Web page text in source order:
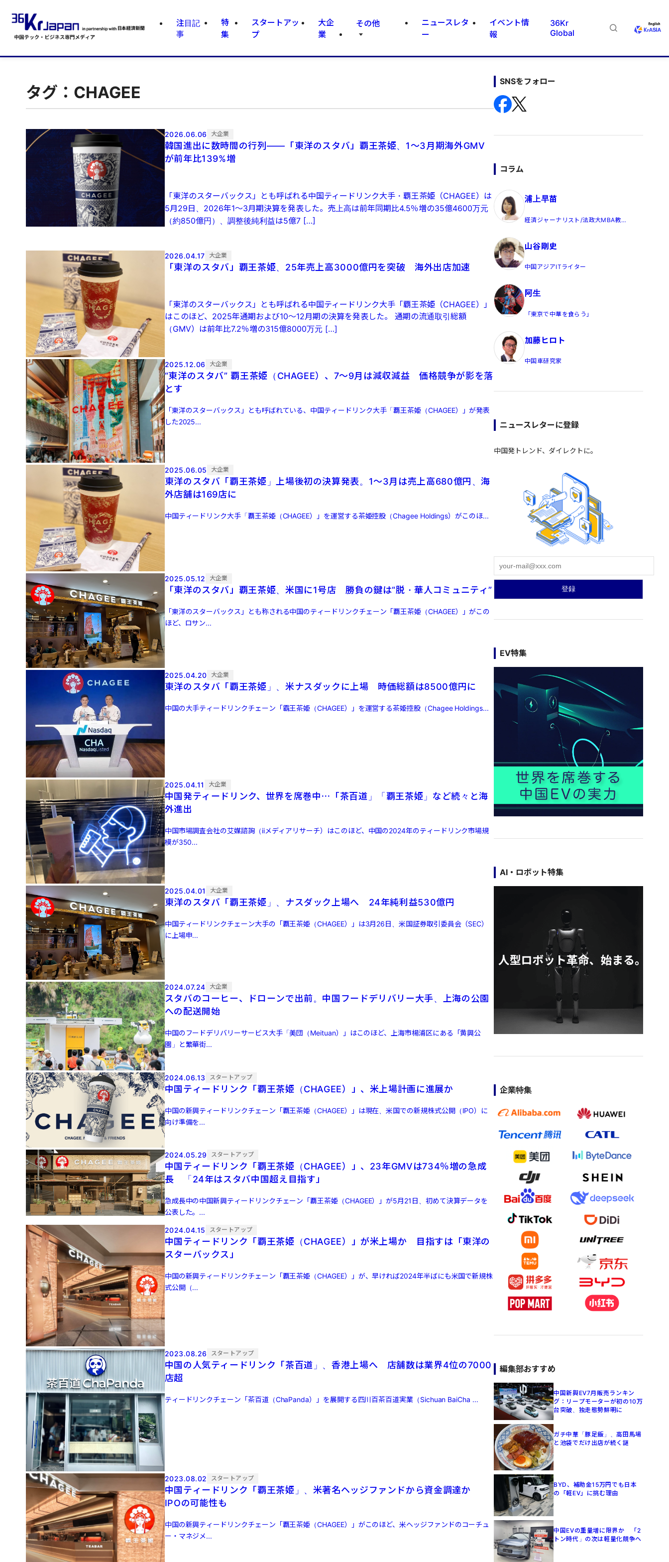
注目記
事
特
集
スタートアッ
プ
大企
業
その他
ニュースレタ
ー
イベント情
報
36Kr
Global
タグ：CHAGEE
2026.06.06 大企業
韓国進出に数時間の行列——「東洋のスタバ」覇王茶姫、1～3月期海外GMV
が前年比139%増
「東洋のスターバックス」とも呼ばれる中国ティードリンク大手・覇王茶姫（CHAGEE）は
5月29日、2026年1～3月期決算を発表した。売上高は前年同期比4.5％増の35億4600万元
（約850億円）、調整後純利益は5億7 […]
2026.04.17 大企業
「東洋のスタバ」覇王茶姫、25年売上高3000億円を突破 海外出店加速
「東洋のスターバックス」とも呼ばれる中国ティードリンク大手「覇王茶姫（CHAGEE）」
はこのほど、2025年通期および10～12月期の決算を発表した。 通期の流通取引総額
（GMV）は前年比7.2％増の315億8000万元 […]
2025.12.06 大企業
“東洋のスタバ” 覇王茶姫（CHAGEE）、7〜9月は減収減益 価格競争が影を落
とす
「東洋のスターバックス」とも呼ばれている、中国ティードリンク大手「覇王茶姫（CHAGEE）」が発表
した2025...
2025.06.05 大企業
東洋のスタバ「覇王茶姫」上場後初の決算発表。1〜3月は売上高680億円、海
外店舗は169店に
中国ティードリンク大手「覇王茶姫（CHAGEE）」を運営する茶姫控股（Chagee Holdings）がこのほ...
2025.05.12 大企業
「東洋のスタバ」覇王茶姫、米国に1号店 勝負の鍵は“脱・華人コミュニティ”
「東洋のスターバックス」とも称される中国のティードリンクチェーン「覇王茶姫（CHAGEE）」がこの
ほど、ロサン...
2025.04.20 大企業
東洋のスタバ「覇王茶姫」、米ナスダックに上場 時価総額は8500億円に
中国の大手ティードリンクチェーン「霸王茶姫（CHAGEE）」を運営する茶姫控股（Chagee Holdings...
2025.04.11 大企業
中国発ティードリンク、世界を席巻中⋯「茶百道」「覇王茶姫」など続々と海
外進出
中国市場調査会社の艾媒諮詢（iiメディアリサーチ）はこのほど、中国の2024年のティードリンク市場規
模が350...
2025.04.01 大企業
東洋のスタバ「覇王茶姫」、ナスダック上場へ 24年純利益530億円
中国ティードリンクチェーン大手の「覇王茶姫（CHAGEE）」は3月26日、米国証券取引委員会（SEC）
に上場申...
2024.07.24 大企業
スタバのコーヒー、ドローンで出前。中国フードデリバリー大手、上海の公園
への配送開始
中国のフードデリバリーサービス大手「美団（Meituan）」はこのほど、上海市楊浦区にある「黄興公
園」と繁華街...
2024.06.13 スタートアップ
中国ティードリンク「覇王茶姫（CHAGEE）」、米上場計画に進展か
中国の新興ティードリンクチェーン「覇王茶姫（CHAGEE）」は現在、米国での新規株式公開（IPO）に
向け準備を...
2024.05.29 スタートアップ
中国ティードリンク「覇王茶姫（CHAGEE）」、23年GMVは734％増の急成
長 「24年はスタバ中国超え目指す」
急成長中の中国新興ティードリンクチェーン「覇王茶姫（CHAGEE）」が5月21日、初めて決算データを
公表した。...
2024.04.15 スタートアップ
中国ティードリンク「覇王茶姫（CHAGEE）」が米上場か 目指すは「東洋の
スターバックス」
中国の新興ティードリンクチェーン「覇王茶姫（CHAGEE）」が、早ければ2024年半ばにも米国で新規株
式公開（...
2023.08.26 スタートアップ
中国の人気ティードリンク「茶百道」、香港上場へ 店舗数は業界4位の7000
店超
ティードリンクチェーン「茶百道（ChaPanda）」を展開する四川百茶百道実業（Sichuan BaiCha ...
2023.08.02 スタートアップ
中国ティードリンク「覇王茶姫」、米著名ヘッジファンドから資金調達か
IPOの可能性も
中国の新興ティードリンクチェーン「覇王茶姫（CHAGEE）」がこのほど、米ヘッジファンドのコーチュ
ー・マネジメ...
SNSをフォロー
コラム
浦上早苗
経済ジャーナリスト/法政大MBA教
山谷剛史
中国アジアITライター
阿生
「東京で中華を食らう」
加藤ヒロト
中国車研究家
ニュースレターに登録
中国発トレンド、ダイレクトに。
EV特集
AI・ロボット特集
企業特集
編集部おすすめ
中国新興EV7月販売ランキン
グ：リープモーターが初の10万
台突破、独走態勢鮮明に
ガチ中華「豚足飯」、高田馬場
と池袋でだけ出店が続く謎
BYD、補助金15万円でも日本
の「軽EV」に挑む理由
中国EVの重量増に限界か 「2
トン時代」の次は軽量化競争へ